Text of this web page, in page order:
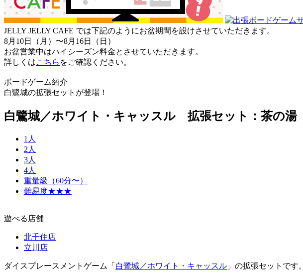
JELLY JELLY CAFE では下記のようにお盆期間を設けさせていただきます。
8月10日（月）〜8月16日（日）
お盆営業中はハイシーズン料金とさせていただきます。
詳しくはこちら をご確認ください。
ボードゲーム紹介
白鷺城の拡張セットが登場！
白鷺城／ホワイト・キャッスル 拡張セット：茶の湯
1人
2人
3人
4人
重量級（60分〜）
難易度★★★
遊べる店舗
北千住店
立川店
ダイスプレースメントゲーム「 白鷺城／ホワイト・キャッスル 」の拡張セットです。